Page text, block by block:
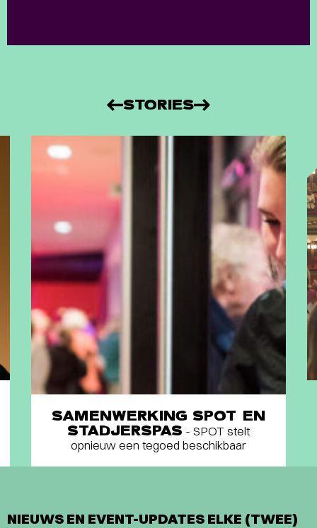
STORIES
SAMENWERKING SPOT EN
STADJERSPAS - SPOT stelt
opnieuw een tegoed beschikbaar
NIEUWS EN EVENT-UPDATES ELKE (TWEE)